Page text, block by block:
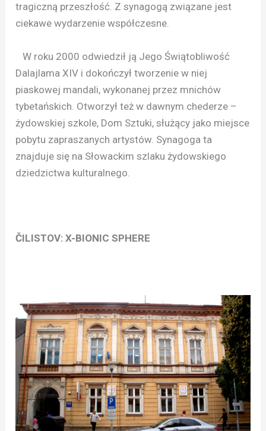
tragiczną przeszłość. Z synagogą związane jest
ciekawe wydarzenie współczesne.
W roku 2000 odwiedził ją Jego Świątobliwość
Dalajlama XIV i dokończył tworzenie w niej
piaskowej mandali, wykonanej przez mnichów
tybetańskich. Otworzył też w dawnym chederze –
żydowskiej szkole, Dom Sztuki, służący jako miejsce
pobytu zapraszanych artystów. Synagoga ta
znajduje się na Słowackim szlaku żydowskiego
dziedzictwa kulturalnego.
ČILISTOV: X-BIONIC SPHERE